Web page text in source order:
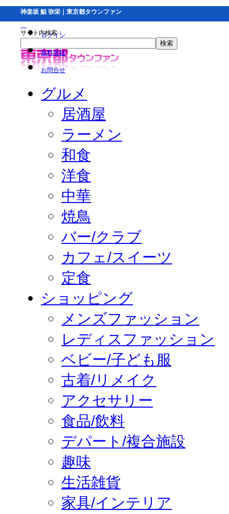
神楽坂 鮨 弥栄｜東京都タウンファン
ログイン
無料登録
お問合せ
サイト内検索：
グルメ
居酒屋
ラーメン
和食
洋食
中華
焼鳥
バー/クラブ
カフェ/スイーツ
定食
ショッピング
メンズファッション
レディスファッション
ベビー/子ども服
古着/リメイク
アクセサリー
食品/飲料
デパート/複合施設
趣味
生活雑貨
家具/インテリア